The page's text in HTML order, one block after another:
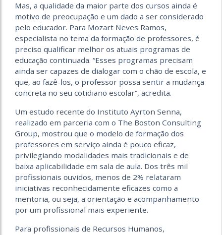
Mas, a qualidade da maior parte dos cursos ainda é
motivo de preocupação e um dado a ser considerado
pelo educador. Para Mozart Neves Ramos,
especialista no tema da formação de professores, é
preciso qualificar melhor os atuais programas de
educação continuada. “Esses programas pre­cisam
ainda ser capazes de dialogar com o chão de escola, e
que, ao fazê-los, o professor possa sentir a mudança
concreta no seu cotidiano escolar”, acredita.
Um estudo recente do Instituto Ayrton Senna,
realizado em parceria com o The Boston Consulting
Group, mostrou que o modelo de formação dos
professores em serviço ainda é pouco eficaz,
privilegiando modalidades mais tradicionais e de
baixa aplicabilidade em sala de aula. Dos três mil
profissionais ouvidos, menos de 2% relataram
iniciativas reconhecidamente eficazes como a
mentoria, ou seja, a orientação e acompanhamento
por um profissional mais experiente.
Para profissionais de Recursos Humanos,